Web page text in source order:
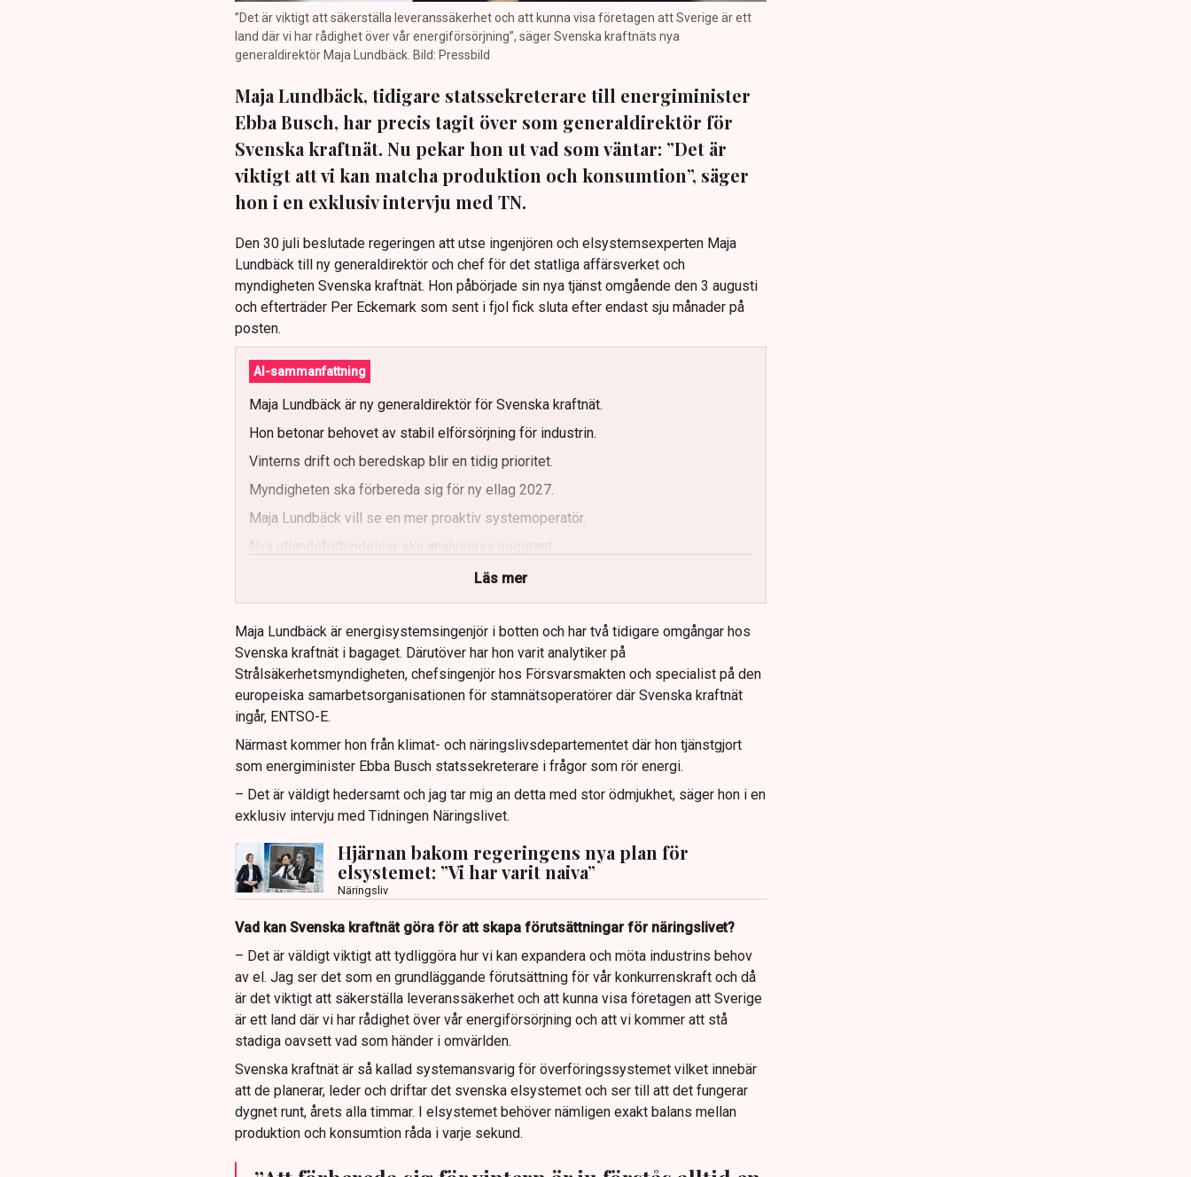
”Det är viktigt att säkerställa leveranssäkerhet och att kunna visa företagen att Sverige är ett
land där vi har rådighet över vår energiförsörjning”, säger Svenska kraftnäts nya
generaldirektör Maja Lundbäck. Bild: Pressbild
Maja Lundbäck, tidigare statssekreterare till energiminister
Ebba Busch, har precis tagit över som generaldirektör för
Svenska kraftnät. Nu pekar hon ut vad som väntar: ”Det är
viktigt att vi kan matcha produktion och konsumtion”, säger
hon i en exklusiv intervju med TN.
Den 30 juli beslutade regeringen att utse ingenjören och elsystemsexperten Maja
Lundbäck till ny generaldirektör och chef för det statliga affärsverket och
myndigheten Svenska kraftnät. Hon påbörjade sin nya tjänst omgående den 3 augusti
och efterträder Per Eckemark som sent i fjol fick sluta efter endast sju månader på
posten.
AI-sammanfattning
Maja Lundbäck är ny generaldirektör för Svenska kraftnät.
Hon betonar behovet av stabil elförsörjning för industrin.
Vinterns drift och beredskap blir en tidig prioritet.
Myndigheten ska förbereda sig för ny ellag 2027.
Maja Lundbäck vill se en mer proaktiv systemoperatör.
Nya utlandsförbindelser ska analyseras noggrant.
Läs mer
Maja Lundbäck är energisystemsingenjör i botten och har två tidigare omgångar hos
Svenska kraftnät i bagaget. Därutöver har hon varit analytiker på
Strålsäkerhetsmyndigheten, chefsingenjör hos Försvarsmakten och specialist på den
europeiska samarbetsorganisationen för stamnätsoperatörer där Svenska kraftnät
ingår, ENTSO-E.
Närmast kommer hon från klimat- och näringslivsdepartementet där hon tjänstgjort
som energiminister Ebba Busch statssekreterare i frågor som rör energi.
– Det är väldigt hedersamt och jag tar mig an detta med stor ödmjukhet, säger hon i en
exklusiv intervju med Tidningen Näringslivet.
Hjärnan bakom regeringens nya plan för
elsystemet: ”Vi har varit naiva”
Näringsliv
Vad kan Svenska kraftnät göra för att skapa förutsättningar för näringslivet?
– Det är väldigt viktigt att tydliggöra hur vi kan expandera och möta industrins behov
av el. Jag ser det som en grundläggande förutsättning för vår konkurrenskraft och då
är det viktigt att säkerställa leveranssäkerhet och att kunna visa företagen att Sverige
är ett land där vi har rådighet över vår energiförsörjning och att vi kommer att stå
stadiga oavsett vad som händer i omvärlden.
Svenska kraftnät är så kallad systemansvarig för överföringssystemet vilket innebär
att de planerar, leder och driftar det svenska elsystemet och ser till att det fungerar
dygnet runt, årets alla timmar. I elsystemet behöver nämligen exakt balans mellan
produktion och konsumtion råda i varje sekund.